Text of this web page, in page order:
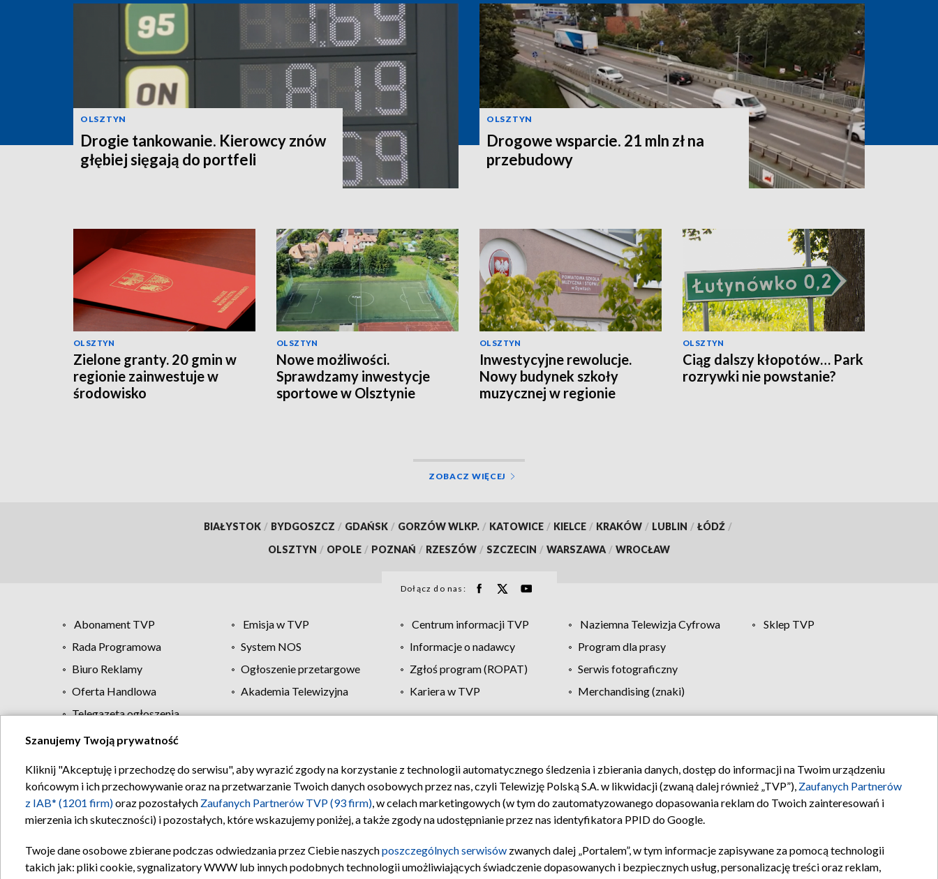
OLSZTYN
Drogie tankowanie. Kierowcy znów
głębiej sięgają do portfeli
OLSZTYN
Drogowe wsparcie. 21 mln zł na
przebudowy
OLSZTYN
Zielone granty. 20 gmin w
regionie zainwestuje w
środowisko
OLSZTYN
Nowe możliwości.
Sprawdzamy inwestycje
sportowe w Olsztynie
OLSZTYN
Inwestycyjne rewolucje.
Nowy budynek szkoły
muzycznej w regionie
OLSZTYN
Ciąg dalszy kłopotów… Park
rozrywki nie powstanie?
ZOBACZ WIĘCEJ
BIAŁYSTOK / BYDGOSZCZ / GDAŃSK / GORZÓW WLKP. / KATOWICE / KIELCE / KRAKÓW / LUBLIN / ŁÓDŹ /
OLSZTYN / OPOLE / POZNAŃ / RZESZÓW / SZCZECIN / WARSZAWA / WROCŁAW
Dołącz do nas:
Abonament TVP Emisja w TVP Centrum informacji TVP Naziemna Telewizja Cyfrowa
Sklep TVP
Rada Programowa
System NOS Informacje o nadawcy
Program dla prasy
Biuro Reklamy
Ogłoszenie przetargowe Zgłoś program (ROPAT)
Serwis fotograficzny
Oferta Handlowa
Akademia Telewizyjna Kariera w TVP
Merchandising (znaki)
Telegazeta ogłoszenia
Regulamin TVP Polityka prywatności Moje zgody Pomoc Biuro reklamy Kontakt
Szanujemy Twoją prywatność
Kliknij "Akceptuję i przechodzę do serwisu", aby wyrazić zgody na korzystanie z technologii automatycznego śledzenia i zbierania danych, dostęp do informacji na Twoim urządzeniu
końcowym i ich przechowywanie oraz na przetwarzanie Twoich danych osobowych przez nas, czyli Telewizję Polską S.A. w likwidacji (zwaną dalej również „TVP”), Zaufanych Partnerów
z IAB* (1201 firm)oraz pozostałych Zaufanych Partnerów TVP (93 firm), w celach marketingowych (w tym do zautomatyzowanego dopasowania reklam do Twoich zainteresowań i
mierzenia ich skuteczności) i pozostałych, które wskazujemy poniżej, a także zgody na udostępnianie przez nas identyfikatora PPID do Google.
Twoje dane osobowe zbierane podczas odwiedzania przez Ciebie naszychposzczególnych serwisów zwanych dalej „Portalem”, w tym informacje zapisywane za pomocą technologii
takich jak: pliki cookie, sygnalizatory WWW lub innych podobnych technologii umożliwiających świadczenie dopasowanych i bezpiecznych usług, personalizację treści oraz reklam,